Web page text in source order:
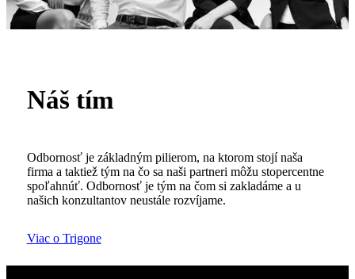
Náš tím
Odbornosť je základným pilierom, na ktorom stojí naša
firma a taktiež tým na čo sa naši partneri môžu stopercentne
spoľahnúť. Odbornosť je tým na čom si zakladáme a u
našich konzultantov neustále rozvíjame.
Viac o Trigone